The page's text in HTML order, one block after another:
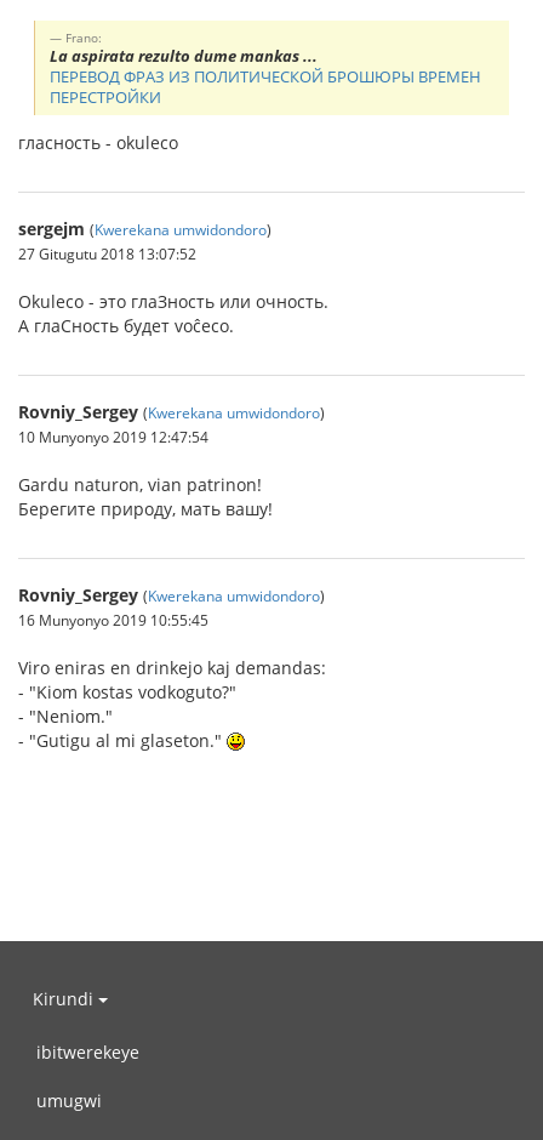
Frano:
La aspirata rezulto dume mankas ...
ПЕРЕВОД ФРАЗ ИЗ ПОЛИТИЧЕСКОЙ БРОШЮРЫ ВРЕМЕН
ПЕРЕСТРОЙКИ
гласность - okuleco
sergejm (Kwerekana umwidondoro)
27 Gitugutu 2018 13:07:52
Okuleco - это глаЗность или очность.
А глаСность будет voĉeco.
Rovniy_Sergey (Kwerekana umwidondoro)
10 Munyonyo 2019 12:47:54
Gardu naturon, vian patrinon!
Берегите природу, мать вашу!
Rovniy_Sergey (Kwerekana umwidondoro)
16 Munyonyo 2019 10:55:45
Viro eniras en drinkejo kaj demandas:
- "Kiom kostas vodkoguto?"
- "Neniom."
- "Gutigu al mi glaseton."
Kirundi
ibitwerekeye
umugwi